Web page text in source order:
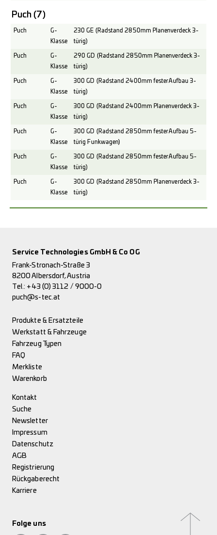
Puch (7)
Puch
G-
Klasse
230 GE (Radstand 2850mm Planenverdeck 3-
türig)
Puch
G-
Klasse
290 GD (Radstand 2850mm Planenverdeck 3-
türig)
Puch
G-
Klasse
300 GD (Radstand 2400mm fester Aufbau 3-
türig)
Puch
G-
Klasse
300 GD (Radstand 2400mm Planenverdeck 3-
türig)
Puch
G-
Klasse
300 GD (Radstand 2850mm fester Aufbau 5-
türig Funkwagen)
Puch
G-
Klasse
300 GD (Radstand 2850mm fester Aufbau 5-
türig)
Puch
G-
Klasse
300 GD (Radstand 2850mm Planenverdeck 3-
türig)
Service Technologies GmbH & Co OG
Frank-Stronach-Straße 3
8200 Albersdorf, Austria
Tel.: +43 (0) 3112 / 9000-0
puch@s-tec.at
Produkte & Ersatzteile
Werkstatt & Fahrzeuge
Fahrzeug Typen
FAQ
Merkliste
Warenkorb
Kontakt
Suche
Newsletter
Impressum
Datenschutz
AGB
Registrierung
Rückgaberecht
Karriere
Folge uns